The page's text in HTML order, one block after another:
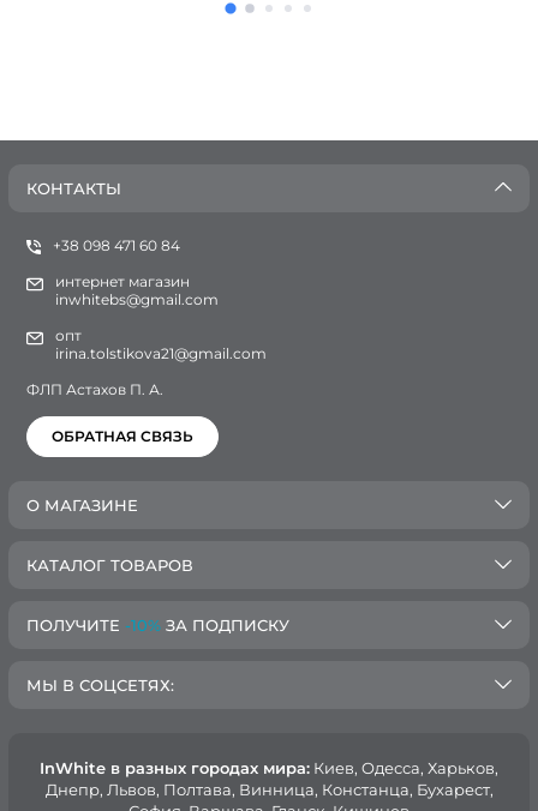
КОНТАКТЫ
+38 098 471 60 84
интернет магазин
inwhitebs@gmail.com
опт
irina.tolstikova21@gmail.com
ФЛП Астахов П. А.
ОБРАТНАЯ СВЯЗЬ
О МАГАЗИНЕ
КАТАЛОГ ТОВАРОВ
ПОЛУЧИТЕ -10% ЗА ПОДПИСКУ
МЫ В СОЦСЕТЯХ:
InWhite в разных городах мира: Киев, Oдесса, Харьков,
Днепр, Львов, Полтава, Винница, Констанца, Бухарест,